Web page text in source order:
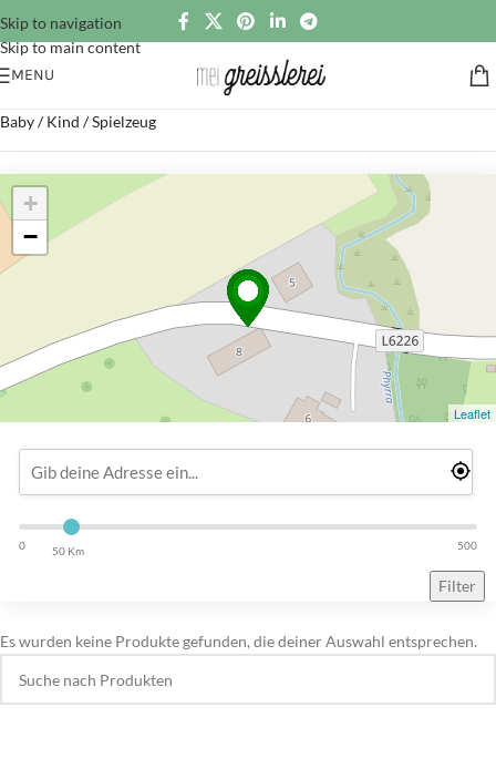
Skip to navigation
Skip to main content
MENU
Baby / Kind / Spielzeug
+
−
Leaflet
0 50 Km 500
Filter
Es wurden keine Produkte gefunden, die deiner Auswahl entsprechen.